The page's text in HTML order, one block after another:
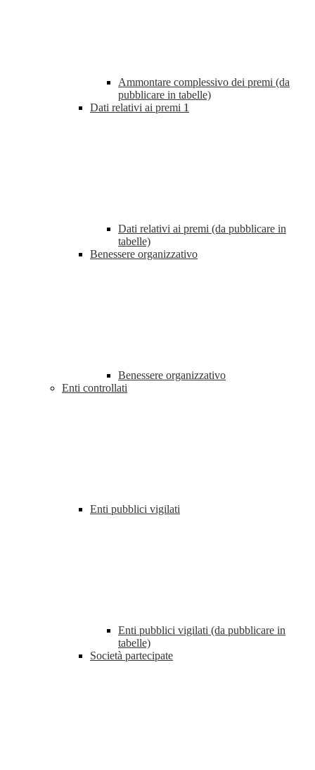
Ammontare complessivo dei premi (da
pubblicare in tabelle)
Dati relativi ai premi 1
Dati relativi ai premi (da pubblicare in
tabelle)
Benessere organizzativo
Benessere organizzativo
Enti controllati
Enti pubblici vigilati
Enti pubblici vigilati (da pubblicare in
tabelle)
Società partecipate